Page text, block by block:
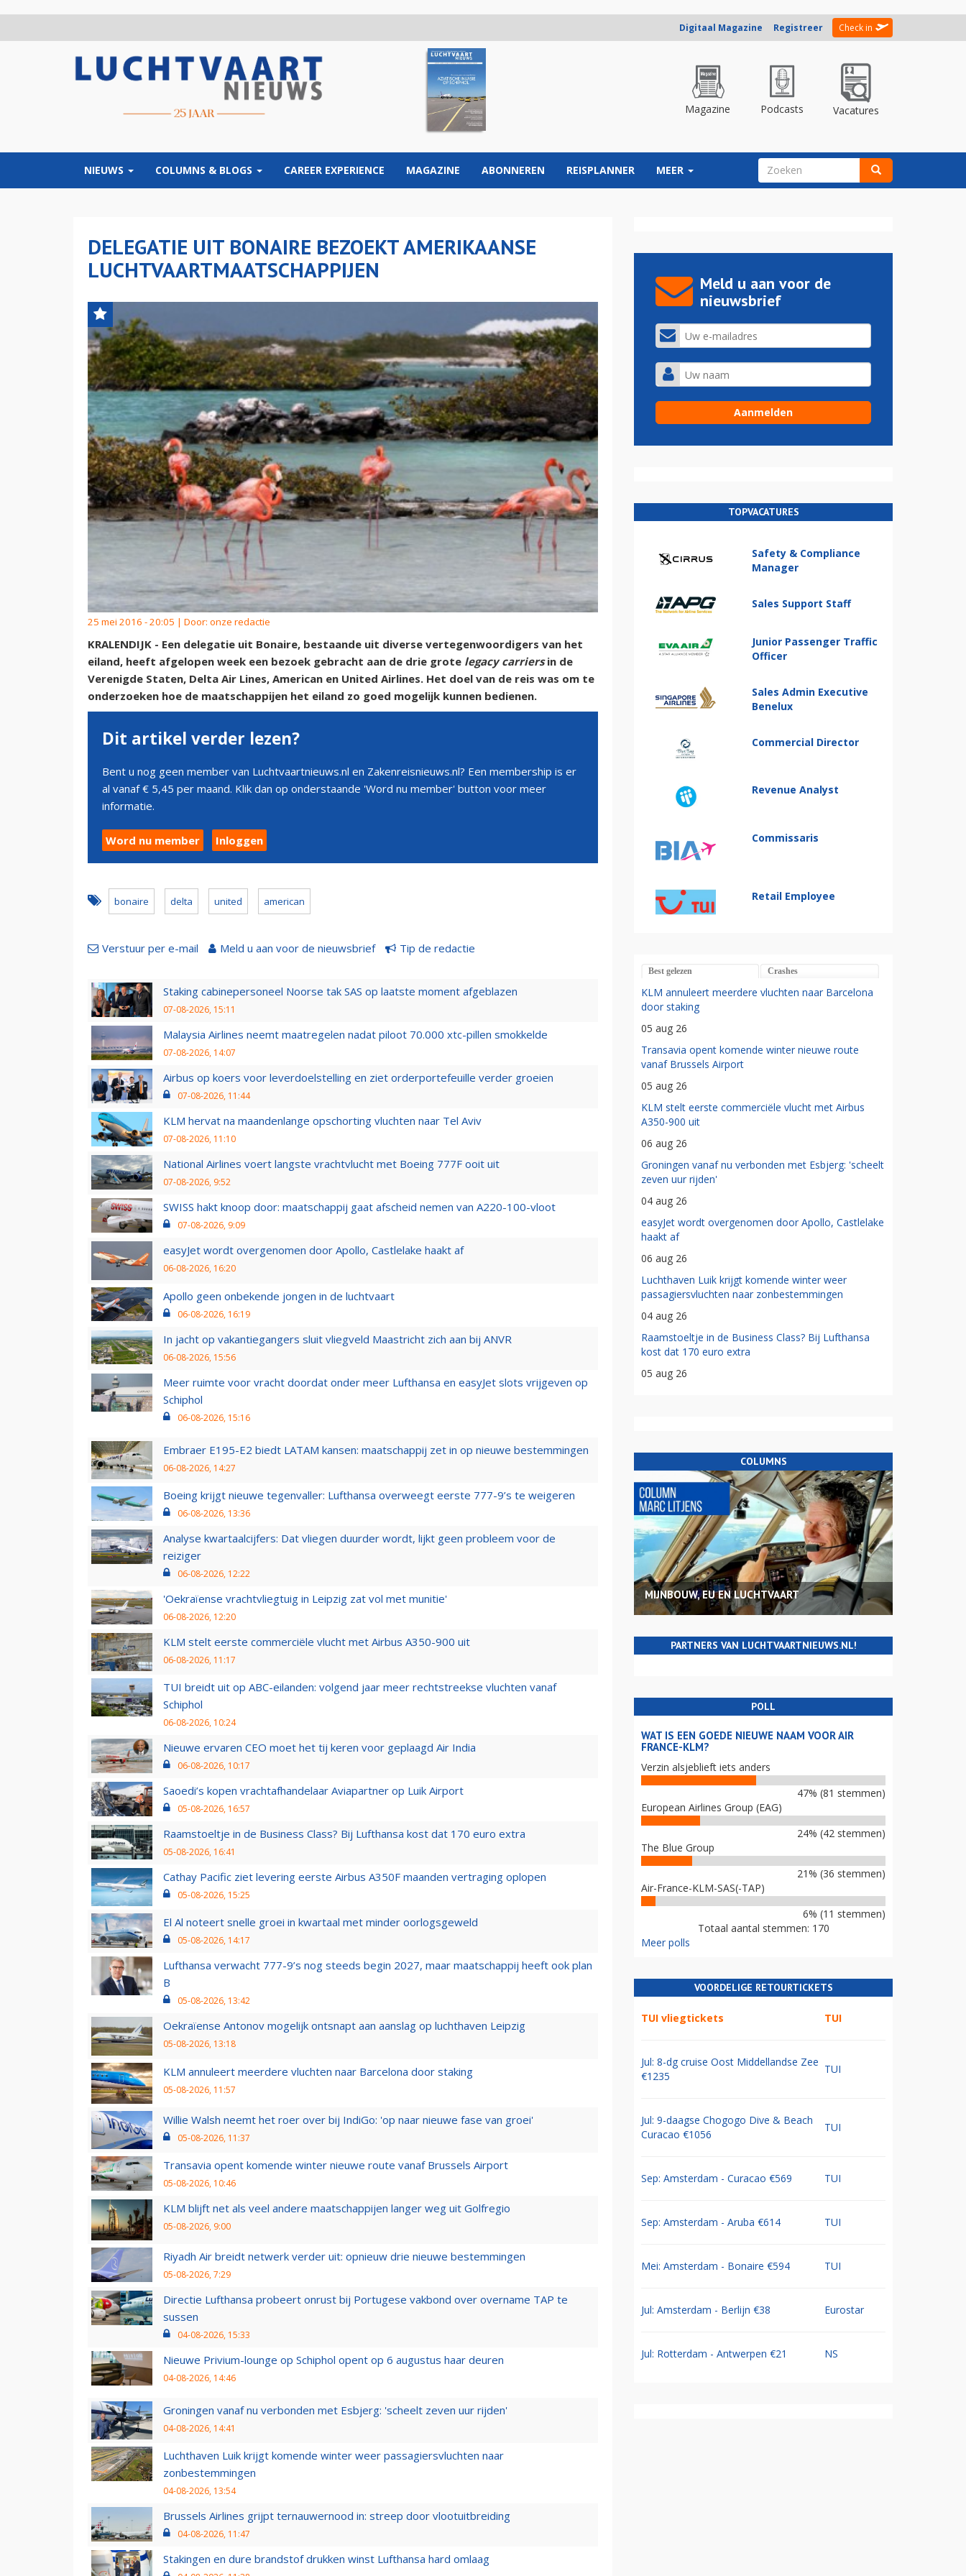
Digitaal Magazine Registreer Check in
Magazine Podcasts Vacatures
NIEUWS COLUMNS & BLOGS CAREER EXPERIENCE MAGAZINE ABONNEREN REISPLANNER MEER ZOEKVELD
DELEGATIE UIT BONAIRE BEZOEKT AMERIKAANSE
LUCHTVAARTMAATSCHAPPIJEN
25 mei 2016 - 20:05 | Door: onze redactie
KRALENDIJK - Een delegatie uit Bonaire, bestaande uit diverse vertegenwoordigers van het
eiland, heeft afgelopen week een bezoek gebracht aan de drie grote legacy carriersin de
Verenigde Staten, Delta Air Lines, American en United Airlines. Het doel van de reis was om te
onderzoeken hoe de maatschappijen het eiland zo goed mogelijk kunnen bedienen.
Dit artikel verder lezen?
Bent u nog geen member van Luchtvaartnieuws.nl en Zakenreisnieuws.nl? Een membership is er
al vanaf € 5,45 per maand. Klik dan op onderstaande 'Word nu member' button voor meer
informatie.
Word nu member Inloggen
bonaire delta united american
Verstuur per e-mail Meld u aan voor de nieuwsbrief Tip de redactie
Staking cabinepersoneel Noorse tak SAS op laatste moment afgeblazen
07-08-2026, 15:11
Malaysia Airlines neemt maatregelen nadat piloot 70.000 xtc-pillen smokkelde
07-08-2026, 14:07
Airbus op koers voor leverdoelstelling en ziet orderportefeuille verder groeien
07-08-2026, 11:44
KLM hervat na maandenlange opschorting vluchten naar Tel Aviv
07-08-2026, 11:10
National Airlines voert langste vrachtvlucht met Boeing 777F ooit uit
07-08-2026, 9:52
SWISS hakt knoop door: maatschappij gaat afscheid nemen van A220-100-vloot
07-08-2026, 9:09
easyJet wordt overgenomen door Apollo, Castlelake haakt af
06-08-2026, 16:20
Apollo geen onbekende jongen in de luchtvaart
06-08-2026, 16:19
In jacht op vakantiegangers sluit vliegveld Maastricht zich aan bij ANVR
06-08-2026, 15:56
Meer ruimte voor vracht doordat onder meer Lufthansa en easyJet slots vrijgeven op
Schiphol
06-08-2026, 15:16
Embraer E195-E2 biedt LATAM kansen: maatschappij zet in op nieuwe bestemmingen
06-08-2026, 14:27
Boeing krijgt nieuwe tegenvaller: Lufthansa overweegt eerste 777-9’s te weigeren
06-08-2026, 13:36
Analyse kwartaalcijfers: Dat vliegen duurder wordt, lijkt geen probleem voor de
reiziger
06-08-2026, 12:22
'Oekraïense vrachtvliegtuig in Leipzig zat vol met munitie'
06-08-2026, 12:20
KLM stelt eerste commerciële vlucht met Airbus A350-900 uit
06-08-2026, 11:17
TUI breidt uit op ABC-eilanden: volgend jaar meer rechtstreekse vluchten vanaf
Schiphol
06-08-2026, 10:24
Nieuwe ervaren CEO moet het tij keren voor geplaagd Air India
06-08-2026, 10:17
Saoedi’s kopen vrachtafhandelaar Aviapartner op Luik Airport
05-08-2026, 16:57
Raamstoeltje in de Business Class? Bij Lufthansa kost dat 170 euro extra
05-08-2026, 16:41
Cathay Pacific ziet levering eerste Airbus A350F maanden vertraging oplopen
05-08-2026, 15:25
El Al noteert snelle groei in kwartaal met minder oorlogsgeweld
05-08-2026, 14:17
Lufthansa verwacht 777-9’s nog steeds begin 2027, maar maatschappij heeft ook plan
B
05-08-2026, 13:42
Oekraïense Antonov mogelijk ontsnapt aan aanslag op luchthaven Leipzig
05-08-2026, 13:18
KLM annuleert meerdere vluchten naar Barcelona door staking
05-08-2026, 11:57
Willie Walsh neemt het roer over bij IndiGo: 'op naar nieuwe fase van groei'
05-08-2026, 11:37
Transavia opent komende winter nieuwe route vanaf Brussels Airport
05-08-2026, 10:46
KLM blijft net als veel andere maatschappijen langer weg uit Golfregio
05-08-2026, 9:00
Riyadh Air breidt netwerk verder uit: opnieuw drie nieuwe bestemmingen
05-08-2026, 7:29
Directie Lufthansa probeert onrust bij Portugese vakbond over overname TAP te
sussen
04-08-2026, 15:33
Nieuwe Privium-lounge op Schiphol opent op 6 augustus haar deuren
04-08-2026, 14:46
Groningen vanaf nu verbonden met Esbjerg: 'scheelt zeven uur rijden'
04-08-2026, 14:41
Luchthaven Luik krijgt komende winter weer passagiersvluchten naar
zonbestemmingen
04-08-2026, 13:54
Brussels Airlines grijpt ternauwernood in: streep door vlootuitbreiding
04-08-2026, 11:47
Stakingen en dure brandstof drukken winst Lufthansa hard omlaag
Meld u aan voor de
nieuwsbrief
TOPVACATURES
Safety & Compliance
Manager
Sales Support Staff
Junior Passenger Traffic
Officer
Sales Admin Executive
Benelux
Commercial Director
Revenue Analyst
Commissaris
Retail Employee
Best gelezen Crashes
KLM annuleert meerdere vluchten naar Barcelona
door staking
05 aug 26
Transavia opent komende winter nieuwe route
vanaf Brussels Airport
05 aug 26
KLM stelt eerste commerciële vlucht met Airbus
A350-900 uit
06 aug 26
Groningen vanaf nu verbonden met Esbjerg: 'scheelt
zeven uur rijden'
04 aug 26
easyJet wordt overgenomen door Apollo, Castlelake
haakt af
06 aug 26
Luchthaven Luik krijgt komende winter weer
passagiersvluchten naar zonbestemmingen
04 aug 26
Raamstoeltje in de Business Class? Bij Lufthansa
kost dat 170 euro extra
05 aug 26
COLUMNS
MIJNBOUW, EU EN LUCHTVAART
PARTNERS VAN LUCHTVAARTNIEUWS.NL!
POLL
WAT IS EEN GOEDE NIEUWE NAAM VOOR AIR
FRANCE-KLM?
Verzin alsjeblieft iets anders
47% (81 stemmen)
European Airlines Group (EAG)
24% (42 stemmen)
The Blue Group
21% (36 stemmen)
Air-France-KLM-SAS(-TAP)
6% (11 stemmen)
Totaal aantal stemmen: 170
Meer polls
VOORDELIGE RETOURTICKETS
TUI vliegtickets TUI
Jul: 8-dg cruise Oost Middellandse Zee
€1235
TUI
Jul: 9-daagse Chogogo Dive & Beach
Curacao €1056
TUI
Sep: Amsterdam - Curacao €569 TUI
Sep: Amsterdam - Aruba €614 TUI
Mei: Amsterdam - Bonaire €594 TUI
Jul: Amsterdam - Berlijn €38 Eurostar
Jul: Rotterdam - Antwerpen €21 NS